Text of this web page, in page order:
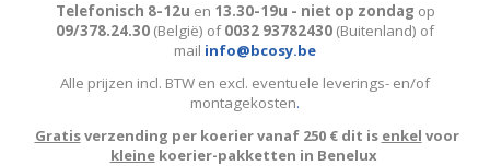
Telefonisch 8-12u en 13.30-19u - niet op zondag op
09/378.24.30 (België) of0032 93782430 (Buitenland) of
mail info@bcosy.be
Alle prijzen incl. BTW en excl. eventuele leverings- en/of
montagekosten.
Gratisverzending per koerier vanaf 250 € dit is enkel voor
kleinekoerier-pakketten in Benelux